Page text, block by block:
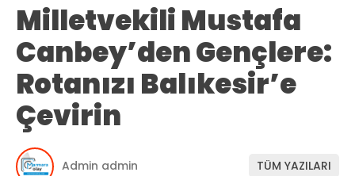
Milletvekili Mustafa
Canbey’den Gençlere:
Rotanızı Balıkesir’e
Çevirin
Admin admin TÜM YAZILARI